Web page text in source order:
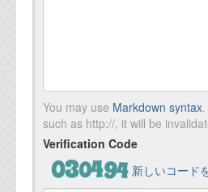
You may use Markdown syntax
such as http://, it will be
Verification Code
新しいコード